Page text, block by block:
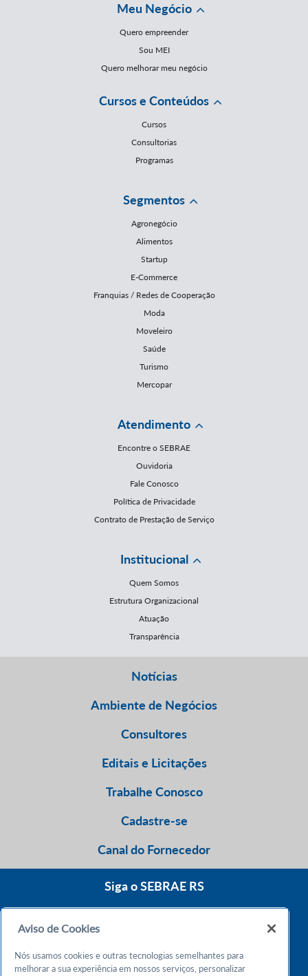
Meu Negócio
Quero empreender
Sou MEI
Quero melhorar meu negócio
Cursos e Conteúdos
Cursos
Consultorias
Programas
Segmentos
Agronegócio
Alimentos
Startup
E-Commerce
Franquias / Redes de Cooperação
Moda
Moveleiro
Saúde
Turismo
Mercopar
Atendimento
Encontre o SEBRAE
Ouvidoria
Fale Conosco
Política de Privacidade
Contrato de Prestação de Serviço
Institucional
Quem Somos
Estrutura Organizacional
Atuação
Transparência
Notícias
Ambiente de Negócios
Consultores
Editais e Licitações
Trabalhe Conosco
Cadastre-se
Canal do Fornecedor
Siga o SEBRAE RS
Atendimento 24h
Aviso de Cookies
Nós usamos cookies e outras tecnologias semelhantes para
melhorar a sua experiência em nossos serviços, personalizar